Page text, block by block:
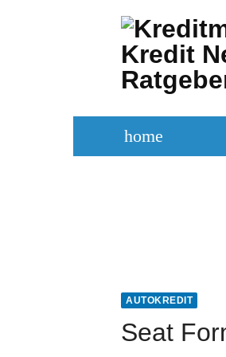
home
AUTOKREDIT
Seat